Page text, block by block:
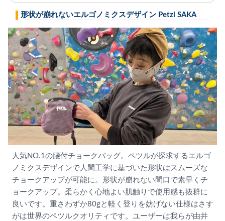
形状が崩れないエルゴノミクスデザイン Petzl SAKA
人気NO.1の腰付チョークバッグ。ペツルが探求するエルゴ
ノミクスデザインで人間工学に基づいた形状はスムーズな
チョークアップが可能に。形状が崩れない間口で素早くチ
ョークアップ。柔らかく心地よい肌触りで使用感も抜群に
良いです。重さわずか80gと軽く登りを妨げない仕様はさす
がは世界のペツルクオリティです。ユーザーは我らが由井